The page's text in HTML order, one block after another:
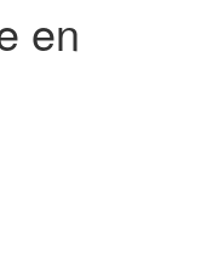
en